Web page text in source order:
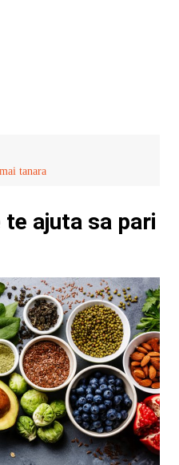
tanara
ajuta sa pari